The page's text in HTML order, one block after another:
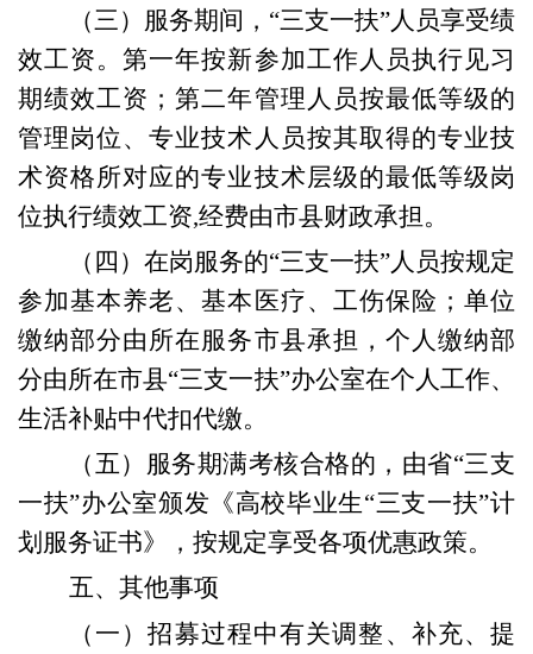
（三）服务期间，“三支一扶”人员享受绩
效工资。第一年按新参加工作人员执行见习
期绩效工资；第二年管理人员按最低等级的
管理岗位、专业技术人员按其取得的专业技
术资格所对应的专业技术层级的最低等级岗
位执行绩效工资,经费由市县财政承担。
（四） 在岗服务的“三支一扶”人员按规定
参加基本养老、基本医疗、工伤保险 ； 单位
缴纳部分由所在服务市县承担 ， 个人缴纳部
分由所在市县“三支一扶”办公室在个人工作、
生活补贴中代扣代缴。
（五）服务期满考核合格的，由省“三支
一扶”办公室颁发《高校毕业生“三支一扶”计
划服务证书》，按规定享受各项优惠政策。
五、 其他事项
（一）招募过程中有关调整、补充、提